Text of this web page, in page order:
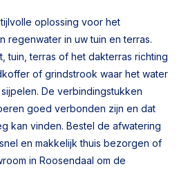
oplossing voor het
regenwater in uw tuin en terras.
tuin, terras of het dakterras richting
of grindstrook waar het water
De verbindingstukken
goed verbonden zijn en dat
kan vinden. Bestel de afwatering
en makkelijk thuis bezorgen of
in Roosendaal om de